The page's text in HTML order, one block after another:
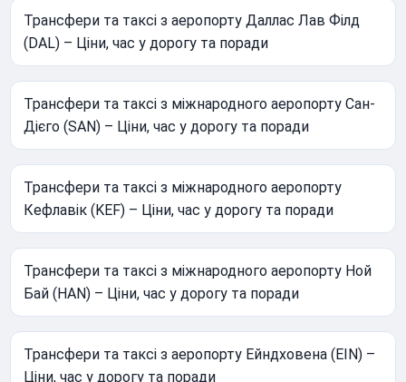
Трансфери та таксі з аеропорту Даллас Лав Філд
(DAL) – Ціни, час у дорогу та поради
Трансфери та таксі з міжнародного аеропорту Сан-
Дієго (SAN) – Ціни, час у дорогу та поради
Трансфери та таксі з міжнародного аеропорту
Кефлавік (KEF) – Ціни, час у дорогу та поради
Трансфери та таксі з міжнародного аеропорту Ной
Бай (HAN) – Ціни, час у дорогу та поради
Трансфери та таксі з аеропорту Ейндховена (EIN) –
Ціни, час у дорогу та поради